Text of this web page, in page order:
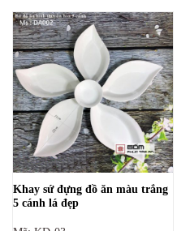
Khay sứ đựng đồ ăn màu trắng
5 cánh lá đẹp